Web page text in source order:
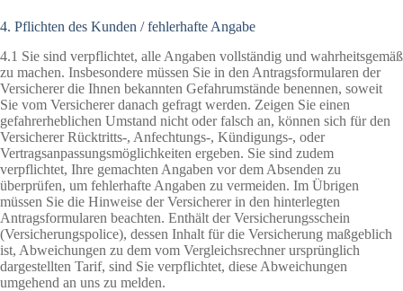
4. Pflichten des Kunden / fehlerhafte Angabe
4.1 Sie sind verpflichtet, alle Angaben vollständig und wahrheitsgemäß
zu machen. Insbesondere müssen Sie in den Antragsformularen der
Versicherer die Ihnen bekannten Gefahrumstände benennen, soweit
Sie vom Versicherer danach gefragt werden. Zeigen Sie einen
gefahrerheblichen Umstand nicht oder falsch an, können sich für den
Versicherer Rücktritts-, Anfechtungs-, Kündigungs-, oder
Vertragsanpassungsmöglichkeiten ergeben. Sie sind zudem
verpflichtet, Ihre gemachten Angaben vor dem Absenden zu
überprüfen, um fehlerhafte Angaben zu vermeiden. Im Übrigen
müssen Sie die Hinweise der Versicherer in den hinterlegten
Antragsformularen beachten. Enthält der Versicherungsschein
(Versicherungspolice), dessen Inhalt für die Versicherung maßgeblich
ist, Abweichungen zu dem vom Vergleichsrechner ursprünglich
dargestellten Tarif, sind Sie verpflichtet, diese Abweichungen
umgehend an uns zu melden.